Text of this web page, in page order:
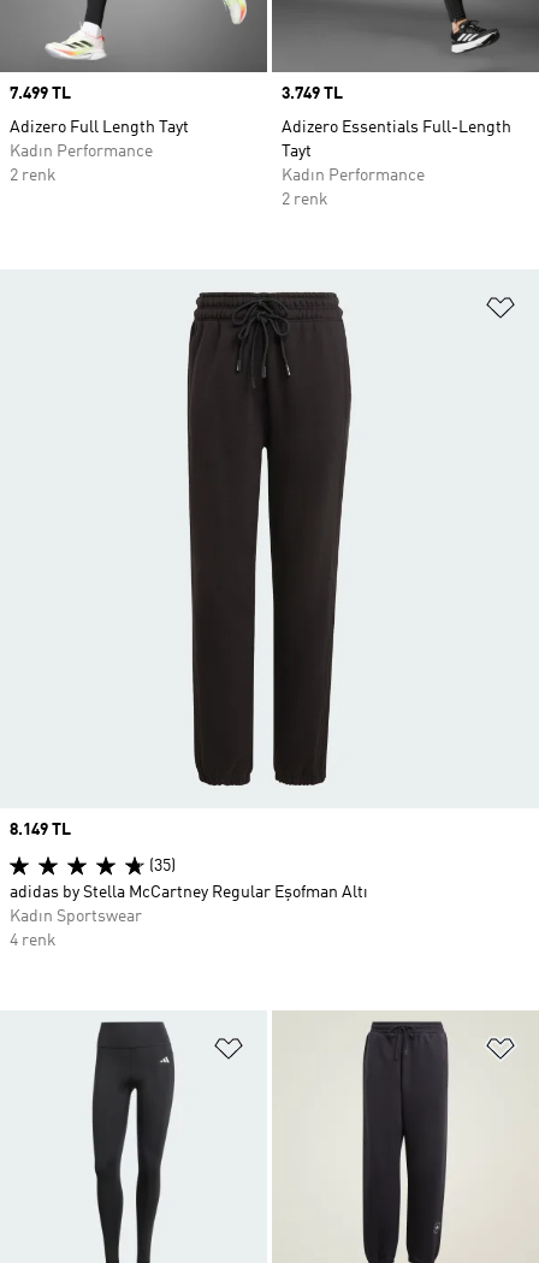
Price
7.499 TL
Adizero Full Length Tayt
Kadın Performance
2 renk
Price
3.749 TL
Adizero Essentials Full-Length
Tayt
Kadın Performance
2 renk
Favori Listesine Ekle
Price
8.149 TL
(35)
adidas by Stella McCartney Regular Eşofman Altı
Kadın Sportswear
4 renk